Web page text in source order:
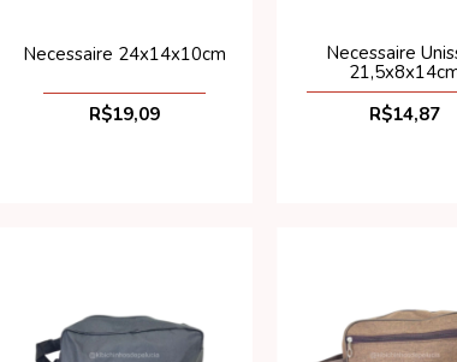
Necessaire 24x14x10cm
R$19,09
Necessaire
R$14,87